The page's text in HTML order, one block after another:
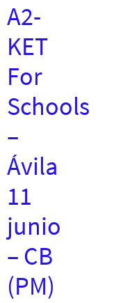
A2-
KET
For
Schools
–
Ávila
11
junio
– CB
(PM)